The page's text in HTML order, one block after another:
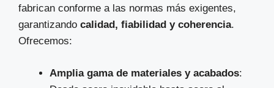
fabrican conforme a las normas más exigentes,
garantizando calidad, fiabilidad y coherencia.
Ofrecemos:
Amplia gama de materiales y acabados: